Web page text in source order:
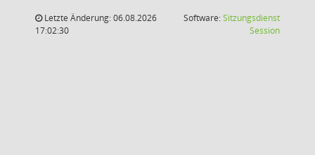
Letzte Änderung: 06.08.2026
17:02:30
Software:Sitzungsdienst
Session(Wird in